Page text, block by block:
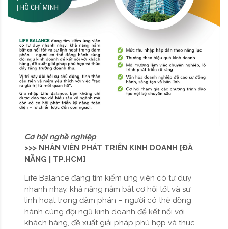
Cơ hội nghề nghiệp
>>> NHÂN VIÊN PHÁT TRIỂN KINH DOANH [ĐÀ
NẴNG | TP.HCM]
Life Balance đang tìm kiếm ứng viên có tư duy
nhanh nhạy, khả năng nắm bắt cơ hội tốt và sự
linh hoạt trong đàm phán – người có thể đồng
hành cùng đội ngũ kinh doanh để kết nối với
khách hàng, đề xuất giải pháp phù hợp và thúc